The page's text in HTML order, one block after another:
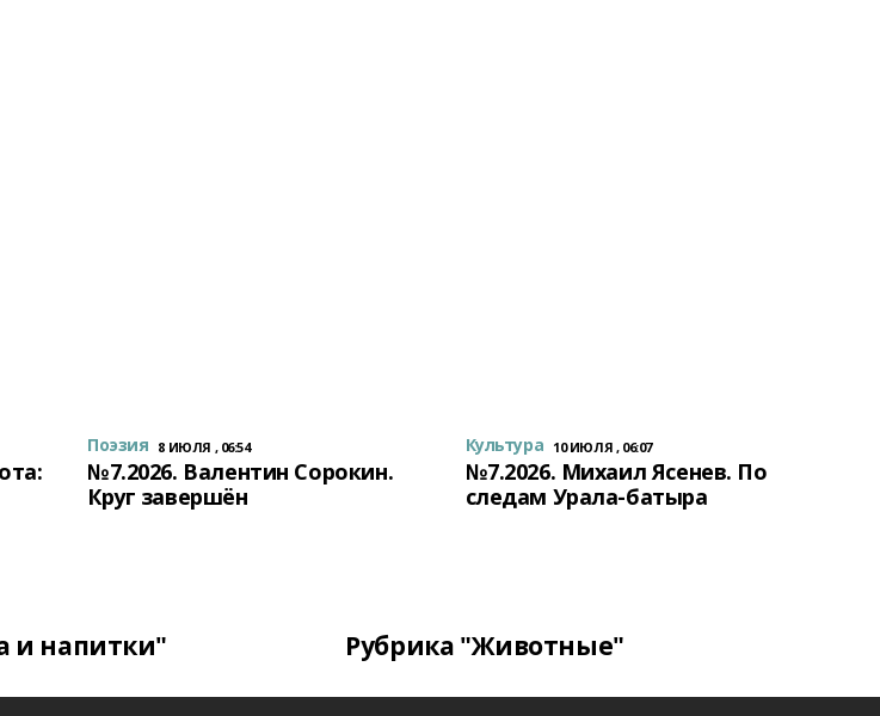
Поэзия 8 ИЮЛЯ , 06:54
№7.2026. Валентин Сорокин.
Круг завершён
Культура 10 ИЮЛЯ , 06:07
№7.2026. Михаил Ясенев. По
следам Урала-батыра
и напитки" Рубрика "Животные"